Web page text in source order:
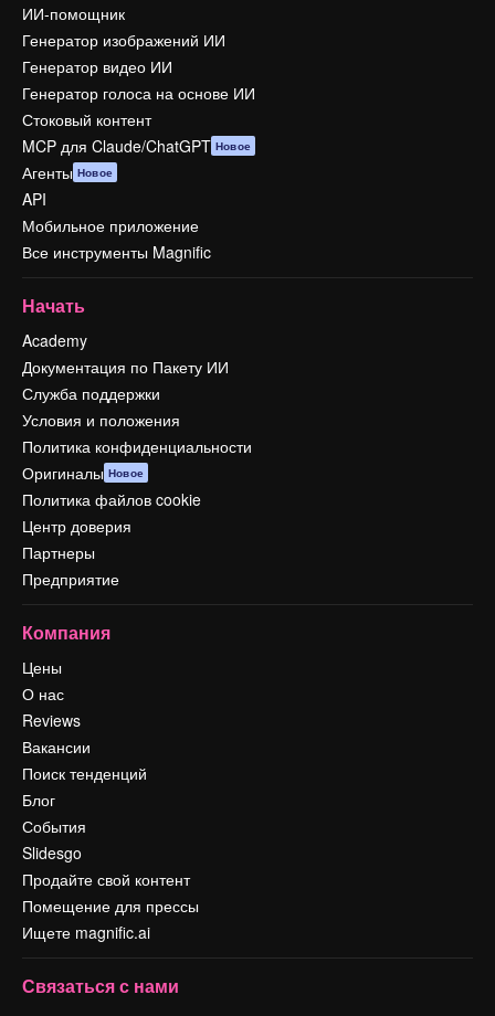
ИИ-помощник
Генератор изображений ИИ
Генератор видео ИИ
Генератор голоса на основе ИИ
Стоковый контент
MCP для Claude/ChatGPT Новое
Агенты Новое
API
Мобильное приложение
Все инструменты Magnific
Начать
Academy
Документация по Пакету ИИ
Служба поддержки
Условия и положения
Политика конфиденциальности
Оригиналы Новое
Политика файлов cookie
Центр доверия
Партнеры
Предприятие
Компания
Цены
О нас
Reviews
Вакансии
Поиск тенденций
Блог
События
Slidesgo
Продайте свой контент
Помещение для прессы
Ищете magnific.ai
Связаться с нами